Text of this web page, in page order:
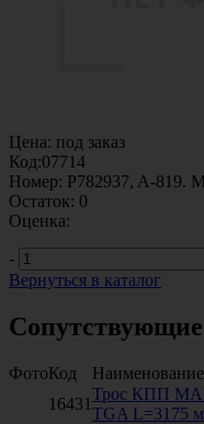
Цена: под заказ
Код:07714
Номер: P782937, A-819.
Остаток: 0
Оценка:
-
Вернуться в каталог
ФотоКод Наименование
16431
Трос КПП
TGA L=3175